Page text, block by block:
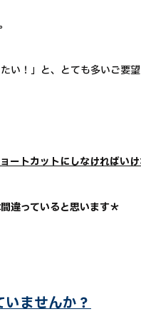
！」と、とても多いご要望
ートカットにしなければい
違っていると思います＊
いませんか？